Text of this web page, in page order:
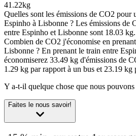
41.22kg
Quelles sont les émissions de CO2 pour
Espinho à Lisbonne ? Les émissions de
entre Espinho et Lisbonne sont 18.03 kg.
Combien de CO2 j'économise en
Lisbonne ? En prenant le train entre
économiserez 33.49 kg d'émissions de
1.29 kg par rapport à un bus et 23.19 kg
Y a-t-il quelque chose que nous
Faites le nous savoir!